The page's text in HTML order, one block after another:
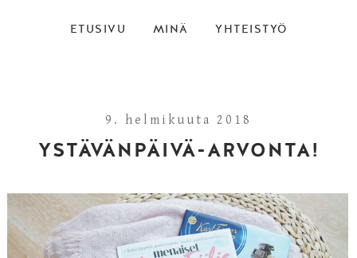
ETUSIVU MINÄ YHTEISTYÖ
9. helmikuuta 2018
YSTÄVÄNPÄIVÄ-ARVONTA!